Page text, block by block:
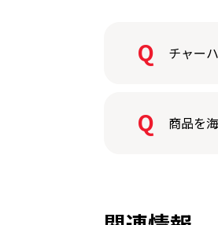
チャー
商品を